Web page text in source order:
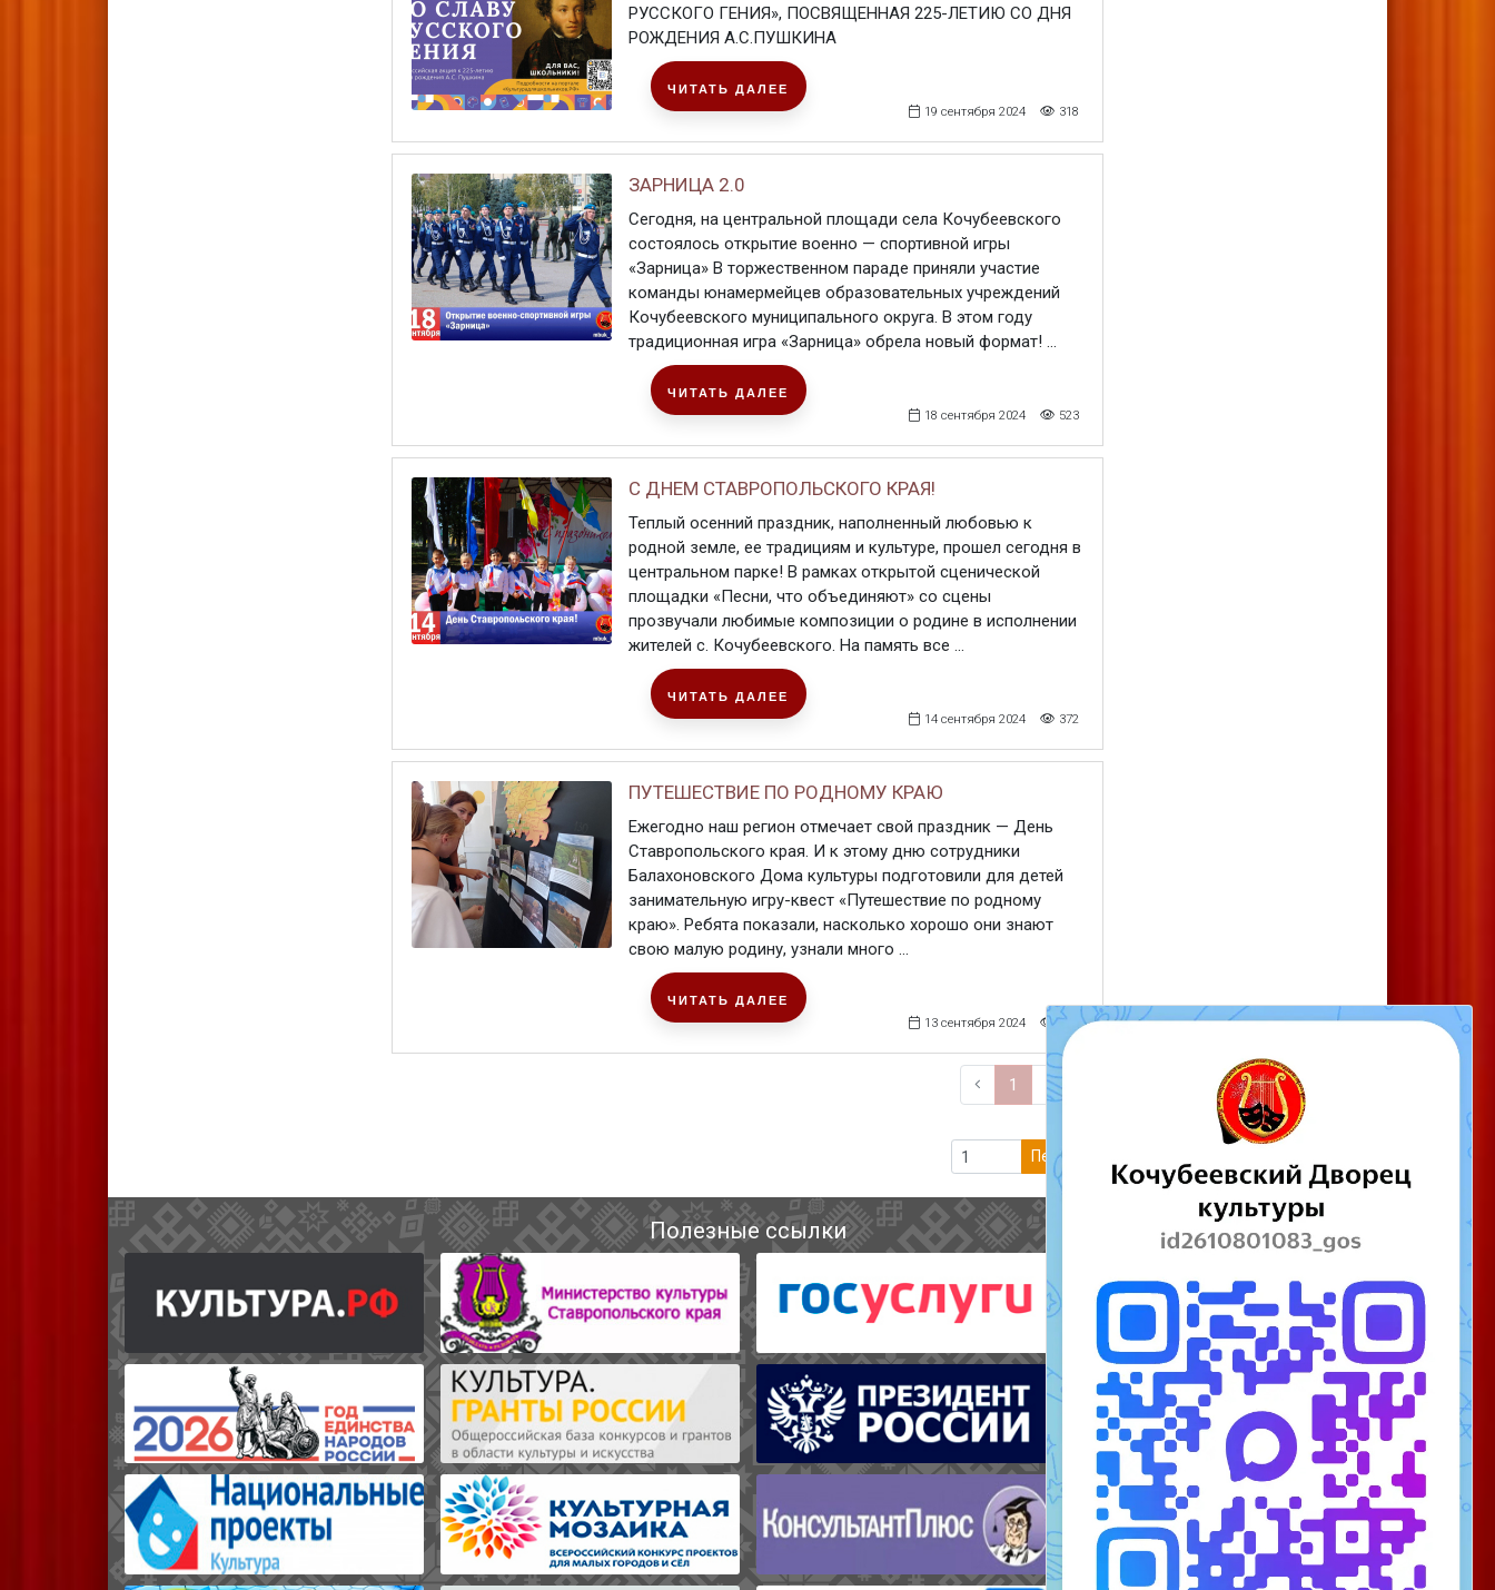
РУССКОГО ГЕНИЯ», ПОСВЯЩЕННАЯ 225-ЛЕТИЮ СО ДНЯ
РОЖДЕНИЯ А.С.ПУШКИНА
19 сентября 2024 318
ЧИТАТЬ ДАЛЕЕ
ЗАРНИЦА 2.0
Сегодня, на центральной площади села Кочубеевского
состоялось открытие военно — спортивной игры
«Зарница» В торжественном параде приняли участие
команды юнамермейцев образовательных учреждений
Кочубеевского муниципального округа. В этом году
традиционная игра «Зарница» обрела новый формат! ...
18 сентября 2024 523
ЧИТАТЬ ДАЛЕЕ
С ДНЕМ СТАВРОПОЛЬСКОГО КРАЯ!
Теплый осенний праздник, наполненный любовью к
родной земле, ее традициям и культуре, прошел сегодня в
центральном парке! В рамках открытой сценической
площадки «Песни, что объединяют» со сцены
прозвучали любимые композиции о родине в исполнении
жителей с. Кочубеевского. На память все ...
14 сентября 2024 372
ЧИТАТЬ ДАЛЕЕ
ПУТЕШЕСТВИЕ ПО РОДНОМУ КРАЮ
Ежегодно наш регион отмечает свой праздник — День
Ставропольского края. И к этому дню сотрудники
Балахоновского Дома культуры подготовили для детей
занимательную игру-квест «Путешествие по родному
краю». Ребята показали, насколько хорошо они знают
свою малую родину, узнали много ...
13 сентября 2024 331
ЧИТАТЬ ДАЛЕЕ
1 2 Следующая страница
Перейти
Полезные ссылки